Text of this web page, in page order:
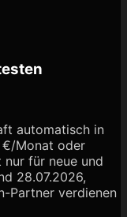
automatisch in
Monat oder
für neue und
28.07.2026,
Partner verdienen